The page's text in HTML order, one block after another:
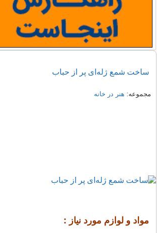
ساخت شمع ژله‌ای پر از حباب
مجموعه: هنر در خانه
مواد و لوازم مورد نیاز :